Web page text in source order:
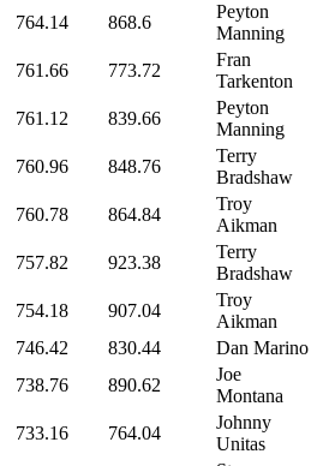
764.14 868.6
Peyton
Manning
761.66 773.72
Fran
Tarkenton
761.12 839.66
Peyton
Manning
760.96 848.76
Terry
Bradshaw
760.78 864.84
Troy
Aikman
757.82 923.38
Terry
Bradshaw
754.18 907.04
Troy
Aikman
746.42 830.44
Dan Marino
738.76 890.62
Joe
Montana
733.16 764.04
Johnny
Unitas